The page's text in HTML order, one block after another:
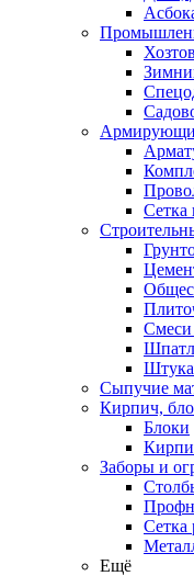
Сетка
Смеси
Сыпучие
Кирпич,
Блоки
Заборы и
Ещё